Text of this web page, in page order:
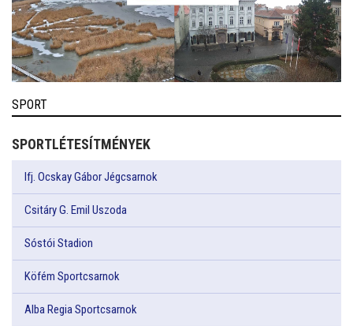
SPORT
SPORTLÉTESÍTMÉNYEK
Ifj. Ocskay Gábor Jégcsarnok
Csitáry G. Emil Uszoda
Sóstói Stadion
Köfém Sportcsarnok
Alba Regia Sportcsarnok